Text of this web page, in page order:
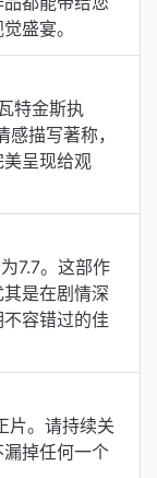
盛宴。
特金斯执
描写著称，
呈现给观
7.7。这部作
是在剧情深
容错过的佳
片。请持续关
掉任何一个